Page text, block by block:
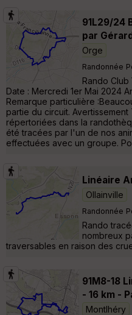
91L29/24
par
Orge
Randonnée
Rando
Date : Mercredi 1er Mai 2024
Remarque particulière
partie du circuit.
répertoriées dans la
été tracées par l'un de nos
effectuées avec un groupe.
Linéaire
Ollainville
Randonnée
Rando
nombreux
traversables en raison des
91M8-18
- 16 km -
Montlhéry